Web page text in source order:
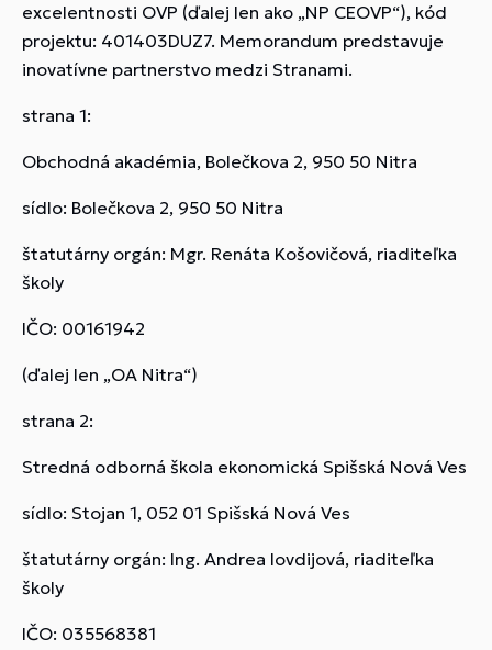
excelentnosti OVP (ďalej len ako „NP CEOVP“), kód
projektu: 401403DUZ7. Memorandum predstavuje
inovatívne partnerstvo medzi Stranami.
strana 1:
Obchodná akadémia, Bolečkova 2, 950 50 Nitra
sídlo: Bolečkova 2, 950 50 Nitra
štatutárny orgán: Mgr. Renáta Košovičová, riaditeľka
školy
IČO: 00161942
(ďalej len „OA Nitra“)
strana 2:
Stredná odborná škola ekonomická Spišská Nová Ves
sídlo: Stojan 1, 052 01 Spišská Nová Ves
štatutárny orgán: Ing. Andrea Iovdijová, riaditeľka
školy
IČO: 035568381